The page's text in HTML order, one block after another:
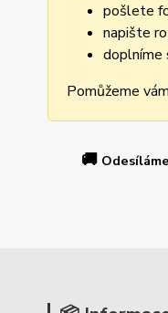
pošlete
napište
doplníme
Pomůžeme
🚚